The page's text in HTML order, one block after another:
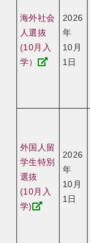
海外社会
人選抜
(10月入
学）
2026
年
10月
1日
外国人留
学生特別
選抜
(10月入
学)
2026
年
10月
1日